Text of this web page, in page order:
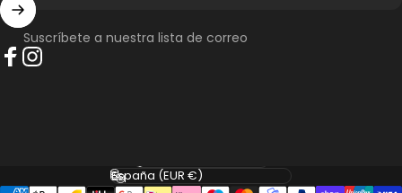
Suscríbete a nuestra lista de correo
Idioma
País/región